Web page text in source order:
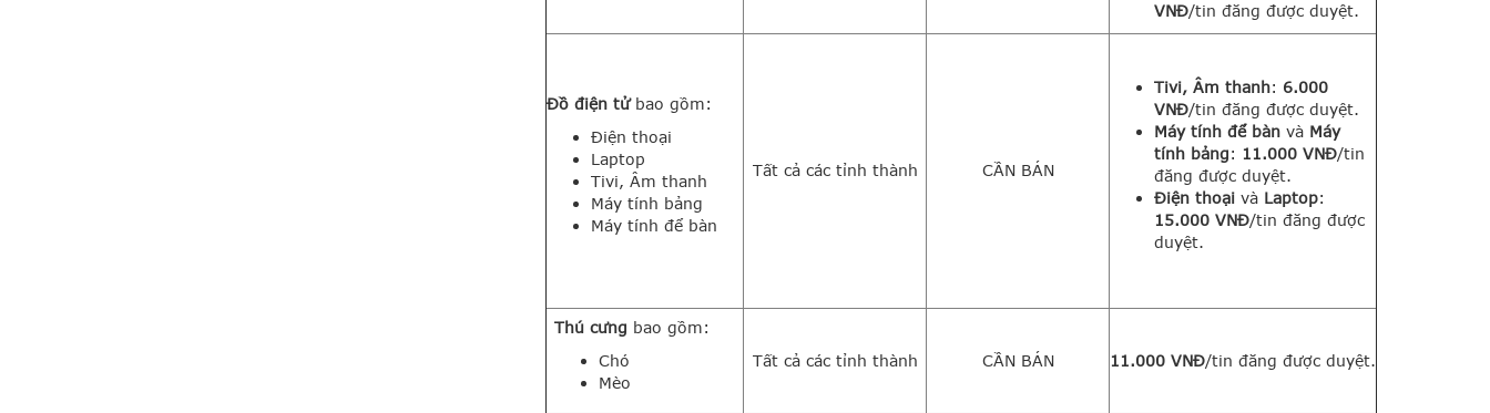
VNĐ/tin đăng được duyệt.
Đồ điện tửbao gồm:
Điện thoại
Laptop
Tivi, Âm thanh
Máy tính bảng
Máy tính để bàn
Tất cả các tỉnh thành CẦN BÁN
Tivi, Âm thanh: 6.000
VNĐ/tin đăng được duyệt.
Máy tính để bàn và Máy
tính bảng: 11.000 VNĐ/tin
đăng được duyệt.
Điện thoại và Laptop:
15.000 VNĐ/tin đăng được
duyệt.
Thú cưng bao gồm:
Chó
Mèo
Tất cả các tỉnh thành CẦN BÁN 11.000 VNĐ/tin đăng được duyệt.